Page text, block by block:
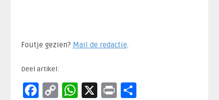
Foutje gezien? Mail de redactie.​
Deel artikel:
Facebook
CopyWhatsApp
X PrintDelen